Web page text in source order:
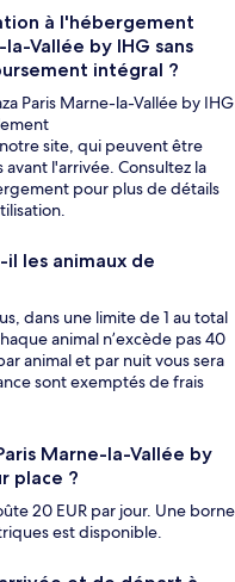
à l'hébergement
Vallée by IHG sans
intégral ?
Paris Marne-la-Vallée by IHG
site, qui peuvent être
l'arrivée. Consultez la
pour plus de détails
les animaux de
dans une limite de 1 au total
animal n’excède pas 40
animal et par nuit vous sera
sont exemptés de frais
Marne-la-Vallée by
place ?
20 EUR par jour. Une borne
est disponible.